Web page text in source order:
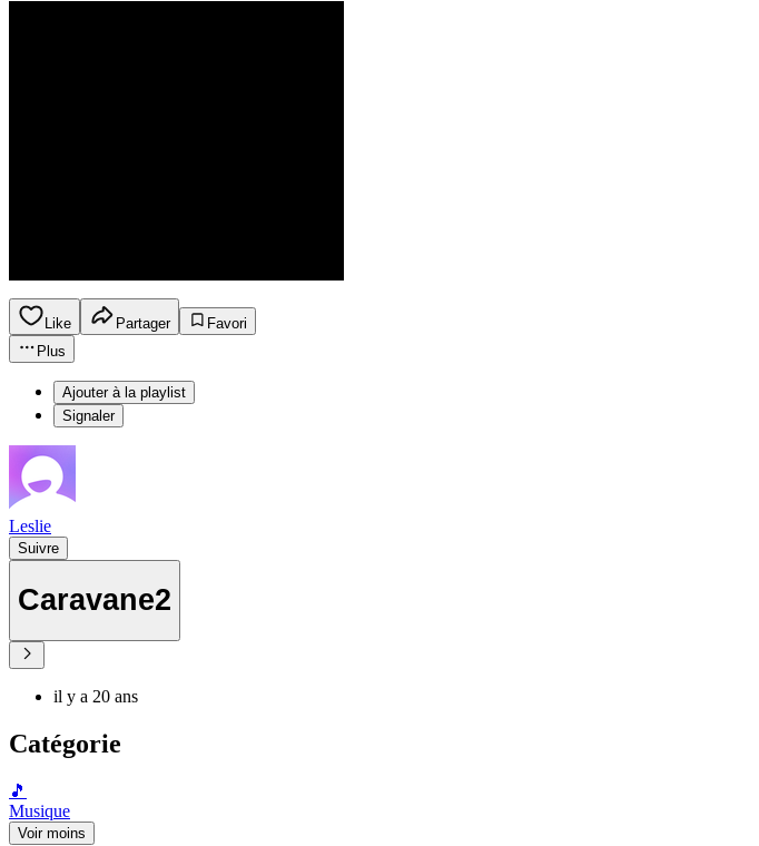
Like Partager
Favori
Plus
Ajouter à la playlist
Signaler
Leslie
Suivre
Caravane2
il y a 20 ans
Catégorie
🎵
Musique
Voir moins